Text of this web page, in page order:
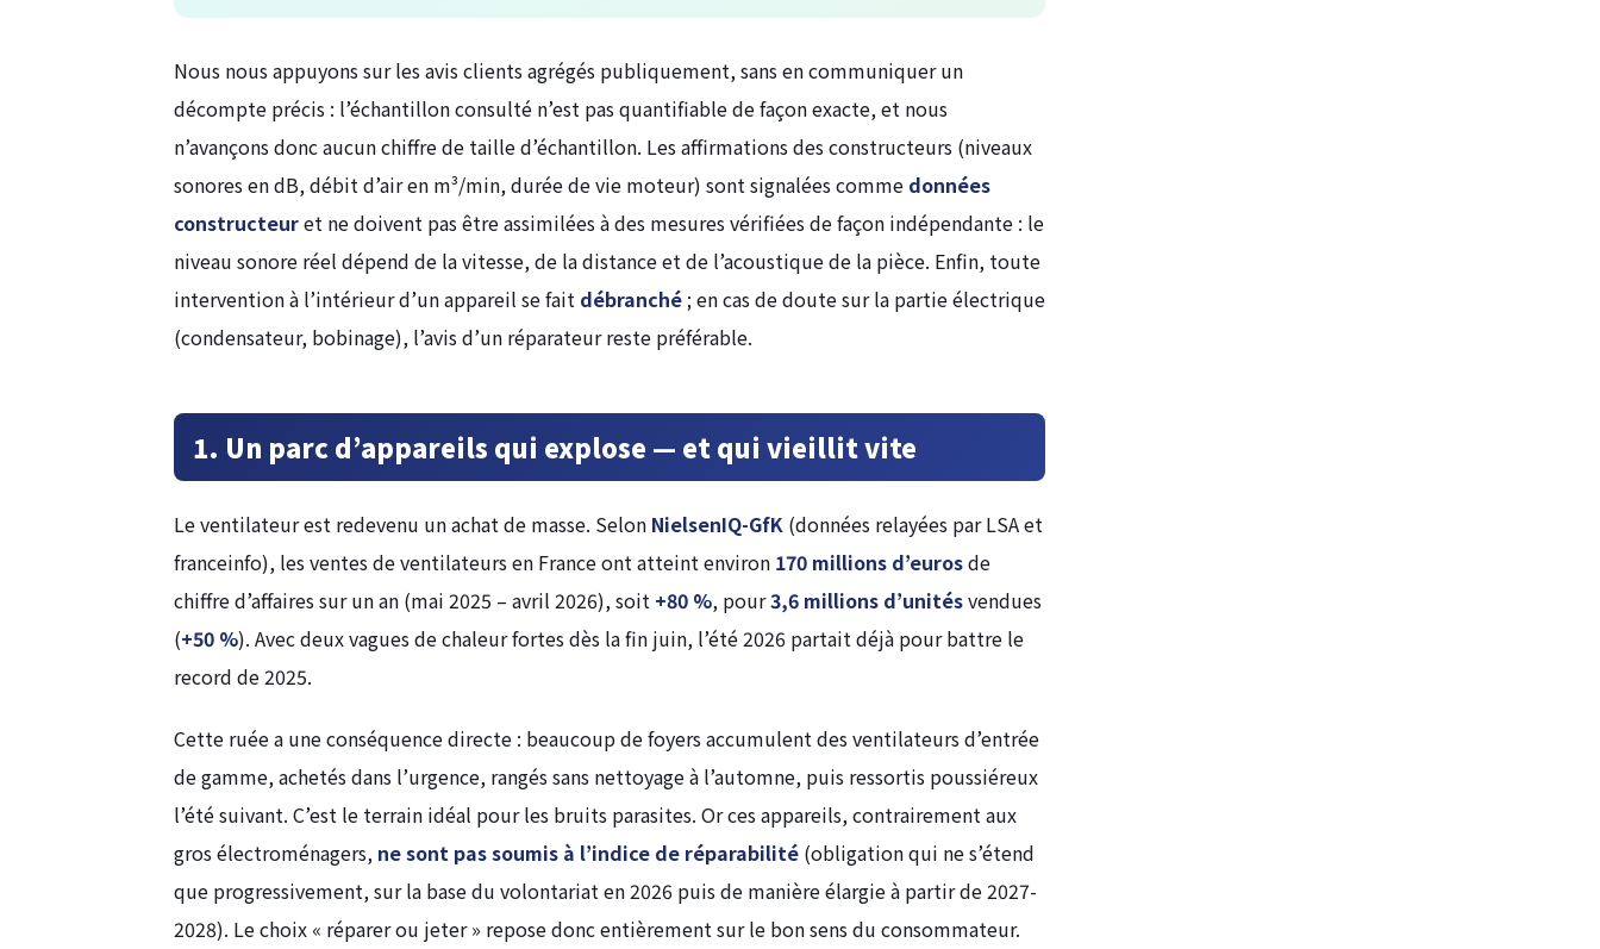
Nous nous appuyons sur les avis clients agrégés publiquement, sans en communiquer un
décompte précis : l’échantillon consulté n’est pas quantifiable de façon exacte, et nous
n’avançons donc aucun chiffre de taille d’échantillon. Les affirmations des constructeurs (niveaux
sonores en dB, débit d’air en m³/min, durée de vie moteur) sont signalées comme données
constructeuret ne doivent pas être assimilées à des mesures vérifiées de façon indépendante : le
niveau sonore réel dépend de la vitesse, de la distance et de l’acoustique de la pièce. Enfin, toute
intervention à l’intérieur d’un appareil se fait débranché ; en cas de doute sur la partie électrique
(condensateur, bobinage), l’avis d’un réparateur reste préférable.
1. Un parc d’appareils qui explose — et qui vieillit vite
Le ventilateur est redevenu un achat de masse. Selon NielsenIQ-GfK (données relayées par LSA et
franceinfo), les ventes de ventilateurs en France ont atteint environ 170 millions d’eurosde
chiffre d’affaires sur un an (mai 2025 – avril 2026), soit +80 %, pour3,6 millions d’unitésvendues
(+50 %). Avec deux vagues de chaleur fortes dès la fin juin, l’été 2026 partait déjà pour battre le
record de 2025.
Cette ruée a une conséquence directe : beaucoup de foyers accumulent des ventilateurs d’entrée
de gamme, achetés dans l’urgence, rangés sans nettoyage à l’automne, puis ressortis poussiéreux
l’été suivant. C’est le terrain idéal pour les bruits parasites. Or ces appareils, contrairement aux
gros électroménagers, ne sont pas soumis à l’indice de réparabilité (obligation qui ne s’étend
que progressivement, sur la base du volontariat en 2026 puis de manière élargie à partir de 2027-
2028). Le choix « réparer ou jeter » repose donc entièrement sur le bon sens du consommateur.